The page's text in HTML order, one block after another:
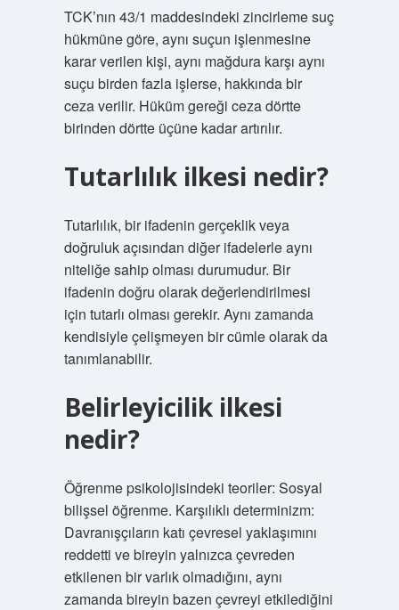
TCK’nın 43/1 maddesindeki zincirleme suç
hükmüne göre, aynı suçun işlenmesine
karar verilen kişi, aynı mağdura karşı aynı
suçu birden fazla işlerse, hakkında bir
ceza verilir. Hüküm gereği ceza dörtte
birinden dörtte üçüne kadar artırılır.
Tutarlılık ilkesi nedir?
Tutarlılık, bir ifadenin gerçeklik veya
doğruluk açısından diğer ifadelerle aynı
niteliğe sahip olması durumudur. Bir
ifadenin doğru olarak değerlendirilmesi
için tutarlı olması gerekir. Aynı zamanda
kendisiyle çelişmeyen bir cümle olarak da
tanımlanabilir.
Belirleyicilik ilkesi
nedir?
Öğrenme psikolojisindeki teoriler: Sosyal
bilişsel öğrenme. Karşılıklı determinizm:
Davranışçıların katı çevresel yaklaşımını
reddetti ve bireyin yalnızca çevreden
etkilenen bir varlık olmadığını, aynı
zamanda bireyin bazen çevreyi etkilediğini